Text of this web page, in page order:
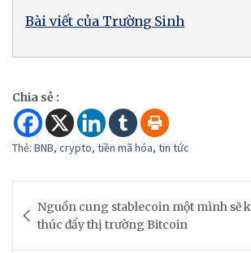
Bài viết của Trường Sinh
Chia sẻ :
Thẻ: BNB, crypto, tiền mã hóa, tin tức
navigation
Nguồn cung stablecoin một mình sẽ
thúc đẩy thị trường Bitcoin